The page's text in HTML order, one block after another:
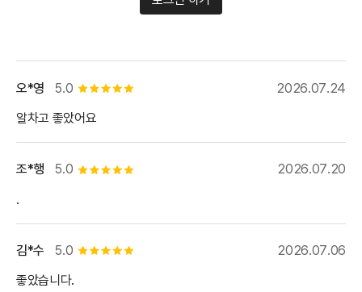
5.0 별점 5개
오*영
2026.07.24
알차고 좋았어요
5.0 별점 5개
조*행
2026.07.20
.
5.0 별점 5개
김*수
2026.07.06
좋았습니다.